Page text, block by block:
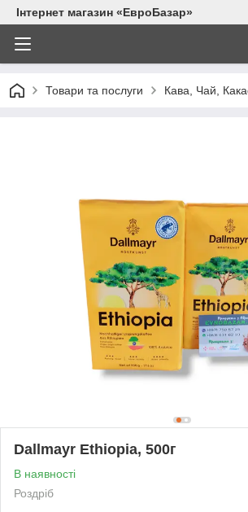
Інтернет магазин «ЕвроБазар»
Товари та послуги Кава, Чай,
Dallmayr Ethiopia, 500г
В наявності
Роздріб